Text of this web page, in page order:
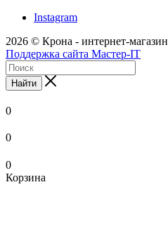
Instagram
2026 © Крона - интернет-магазин
Поддержка сайта Мастер-IT
Найти
0
0
0
Корзина